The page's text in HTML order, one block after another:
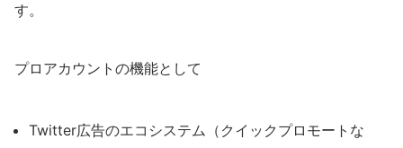
す。
プロアカウントの機能として
Twitter広告のエコシステム（クイックプロモートな